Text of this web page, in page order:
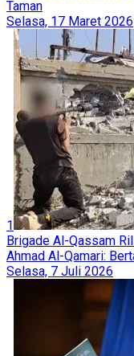
Taman
Selasa, 17 Maret 2026
1
Brigade Al-Qassam
Ahmad Al-Qamari:
Selasa, 7 Juli 2026